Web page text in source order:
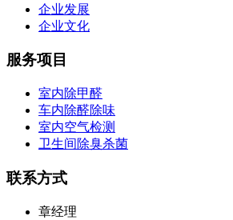
企业发展
企业文化
服务项目
室内除甲醛
车内除醛除味
室内空气检测
卫生间除臭杀菌
联系方式
章经理